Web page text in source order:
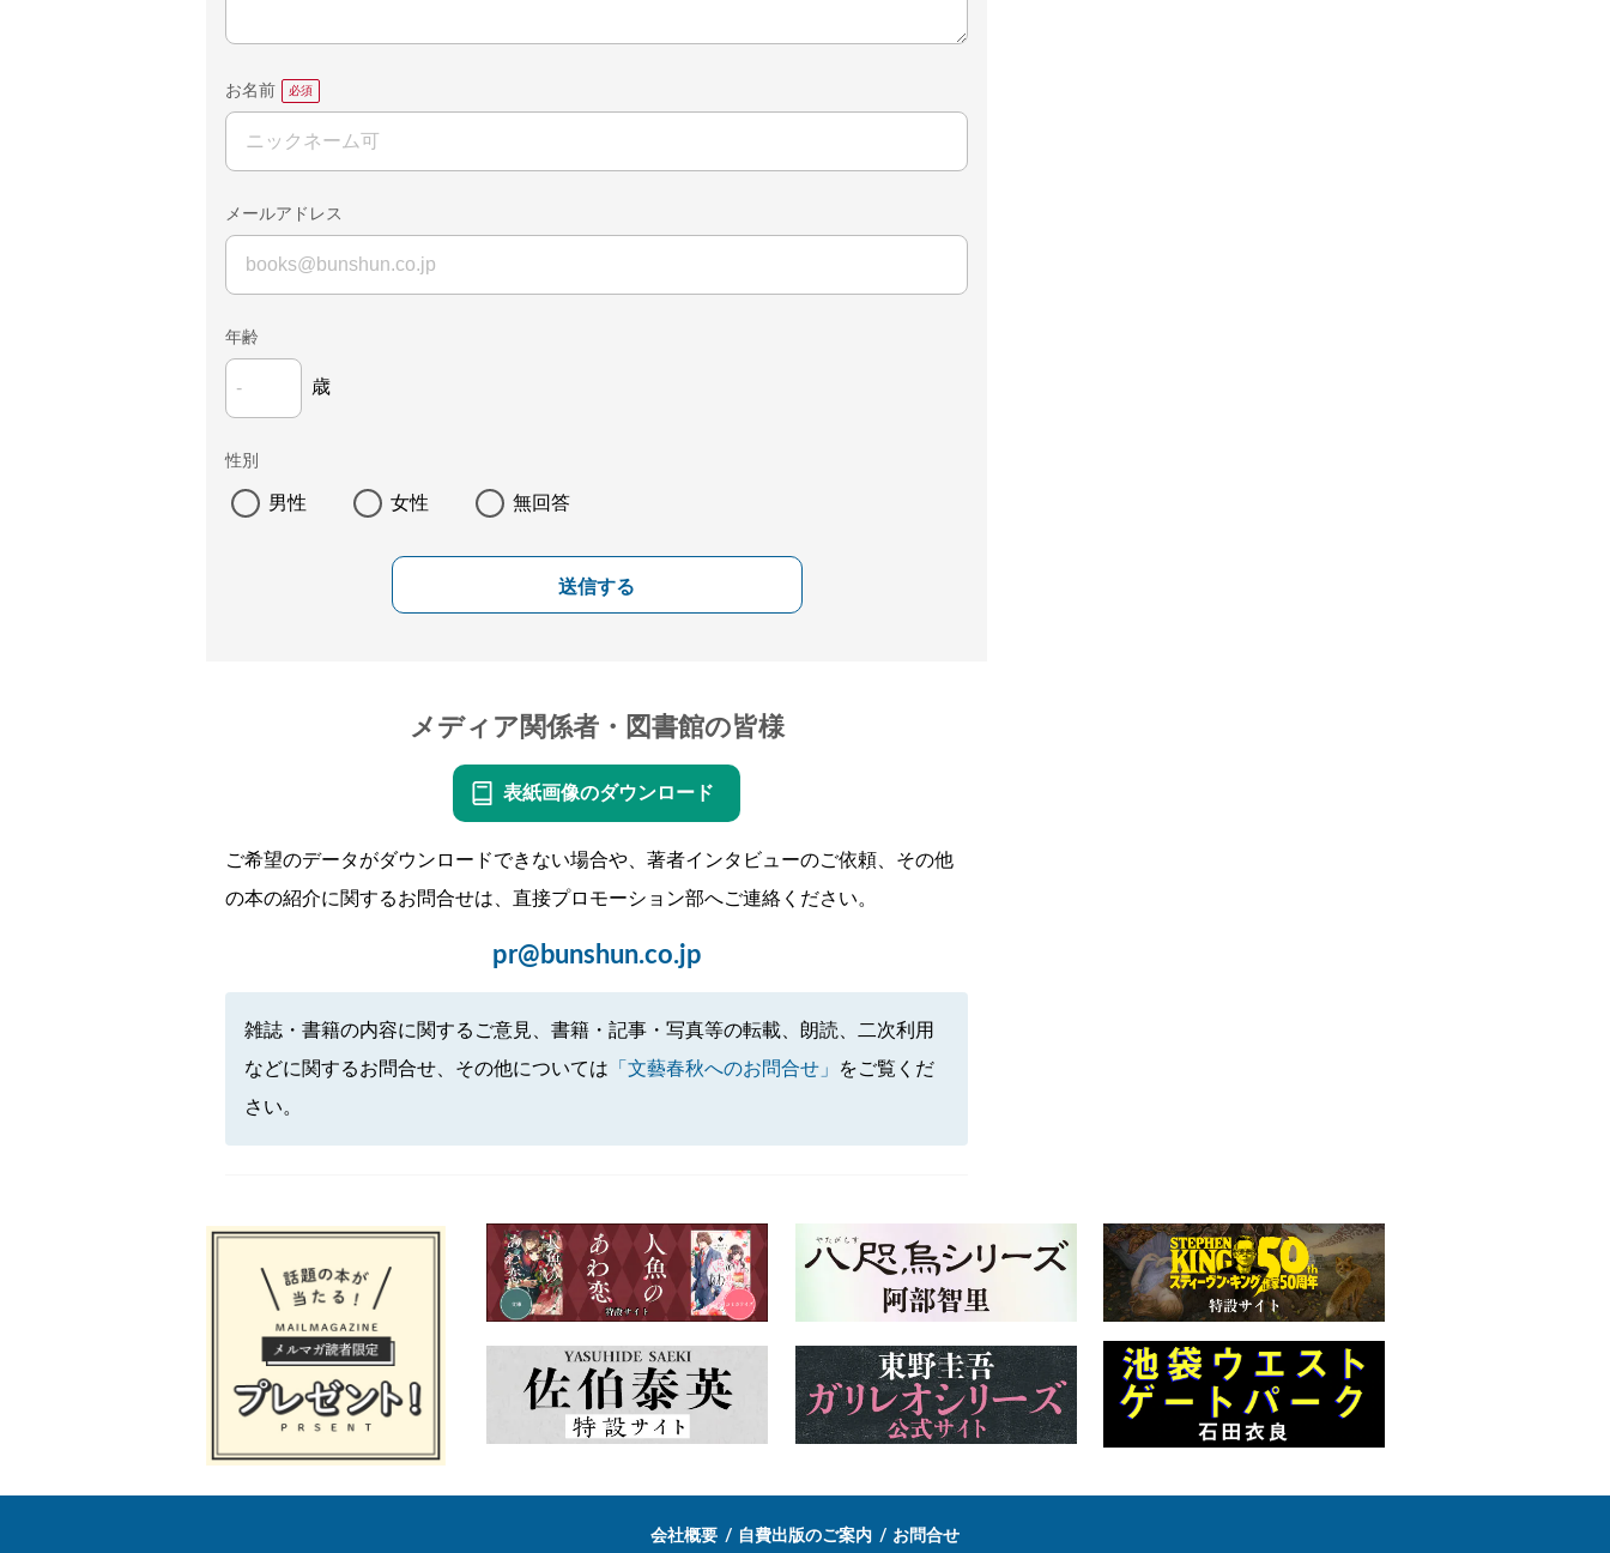
お名前
メールアドレス
年齢
歳
性別
男性 女性 無回答
送信する
メディア関係者・図書館の皆様
表紙画像のダウンロード
ご希望のデータがダウンロードできない場合や、著者インタビューのご依頼、その他
の本の紹介に関するお問合せは、直接プロモーション部へご連絡ください。
pr@bunshun.co.jp
雑誌・書籍の内容に関するご意見、書籍・記事・写真等の転載、朗読、二次利用
などに関するお問合せ、その他については 「文藝春秋へのお問合せ」
をご覧くだ
さい。
会社概要 自費出版のご案内 お問合せ